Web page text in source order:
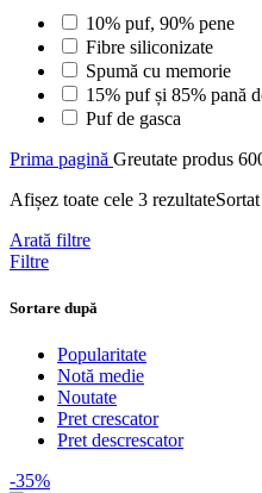
10% puf, 90% pene
Fibre siliconizate
Spumă cu memorie
15% puf și 85% pană
Puf de gasca
Prima pagină Greutate produs
Afișez toate cele 3 rezultate
Arată filtre
Filtre
Sortare după
Popularitate
Notă medie
Noutate
Pret crescator
Pret descrescator
-35%